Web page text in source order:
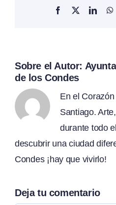
Facebook
X
Sobre el Autor:
de los Condes
En el
Santiago.
durante todo
descubrir una ciudad
Condes ¡hay que vivirlo!
Deja tu comentario